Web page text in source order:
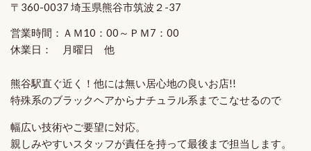
〒360-0037 埼玉県熊谷市筑波２-37
営業時間：ＡＭ10：00～ＰＭ7：00
休業日： 月曜日 他
熊谷駅直ぐ近く！他には無い居心地の良いお店!!
特殊系のブラックヘアからナチュラル系 までこなせるので
幅広い技術やご要望に対応。
親しみやすいスタッフが責任を持って最後まで担当 します。